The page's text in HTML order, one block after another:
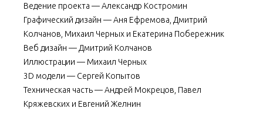
Ведение проекта — Александр Костромин
Графический дизайн — Аня Ефремова, Дмитрий
Колчанов, Михаил Черных и Екатерина Побережник
Веб дизайн — Дмитрий Колчанов
Иллюстрации — Михаил Черных
3D модели — Сергей Копытов
Техническая часть — Андрей Мокрецов, Павел
Кряжевских и Евгений Желнин